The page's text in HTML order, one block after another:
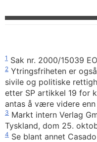
1 Sak nr. 2000/15039
2 Ytringsfriheten er
sivile og politiske
etter SP artikkel 19 for
antas å være videre
3 Markt intern Verlag
Tyskland, dom 25.
4 Se blant annet